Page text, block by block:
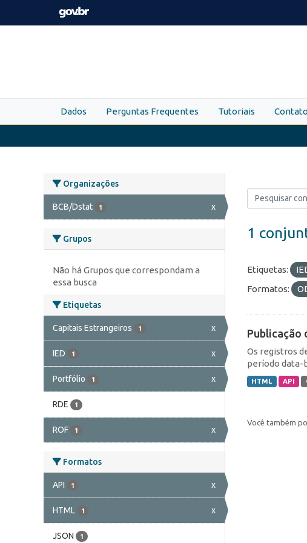
Skip to main content
Dados Perguntas Frequentes Tutoriais Contato
Organizações
BCB/Dstat 1 x
Grupos
Não há Grupos que correspondam a
essa busca
Etiquetas
Capitais Estrangeiros 1 x
IED 1 x
Portfólio 1 x
RDE 1
ROF 1 x
Formatos
API 1 x
HTML 1 x
JSON 1
1
Etiquetas:
Formatos:
Publicação
Os registros
período data-
HTML API
Você também